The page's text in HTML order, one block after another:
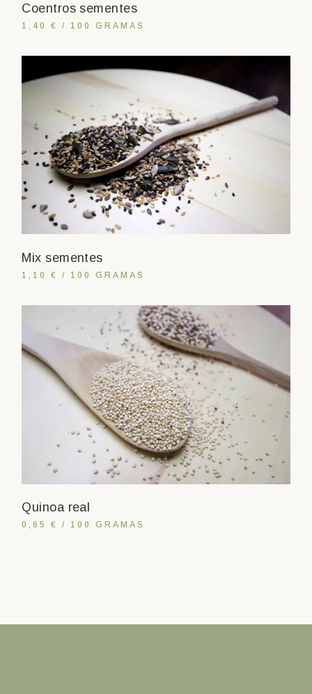
Coentros sementes
1,40 € / 100 GRAMAS
Mix sementes
1,10 € / 100 GRAMAS
Quinoa real
0,65 € / 100 GRAMAS